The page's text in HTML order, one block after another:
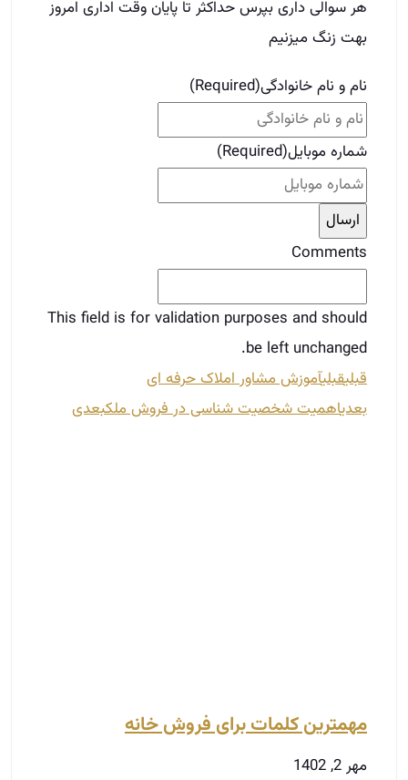
هر سوالی داری بپرس حداکثر تا پایان وقت اداری امروز
بهت زنگ میزنیم
نام و نام خانوادگی(Required)
شماره موبایل(Required)
Comments
This field is for validation purposes and should
be left unchanged.
قبلیقبلیآموزش مشاور املاک حرفه‌ ای
بعدیاهمیت شخصیت شناسی در فروش ملکبعدی
مهمترین کلمات برای فروش خانه
مهر 2, 1402